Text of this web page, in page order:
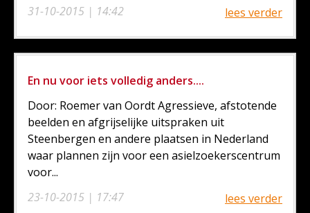
31-10-2015 | 14:42
lees verder
En nu voor iets volledig anders....
23-10-2015 | 17:47
Door: Roemer van Oordt Agressieve, afstotende
beelden en afgrijselijke uitspraken uit
Steenbergen en andere plaatsen in Nederland
waar plannen zijn voor een asielzoekerscentrum
voor...
lees verder